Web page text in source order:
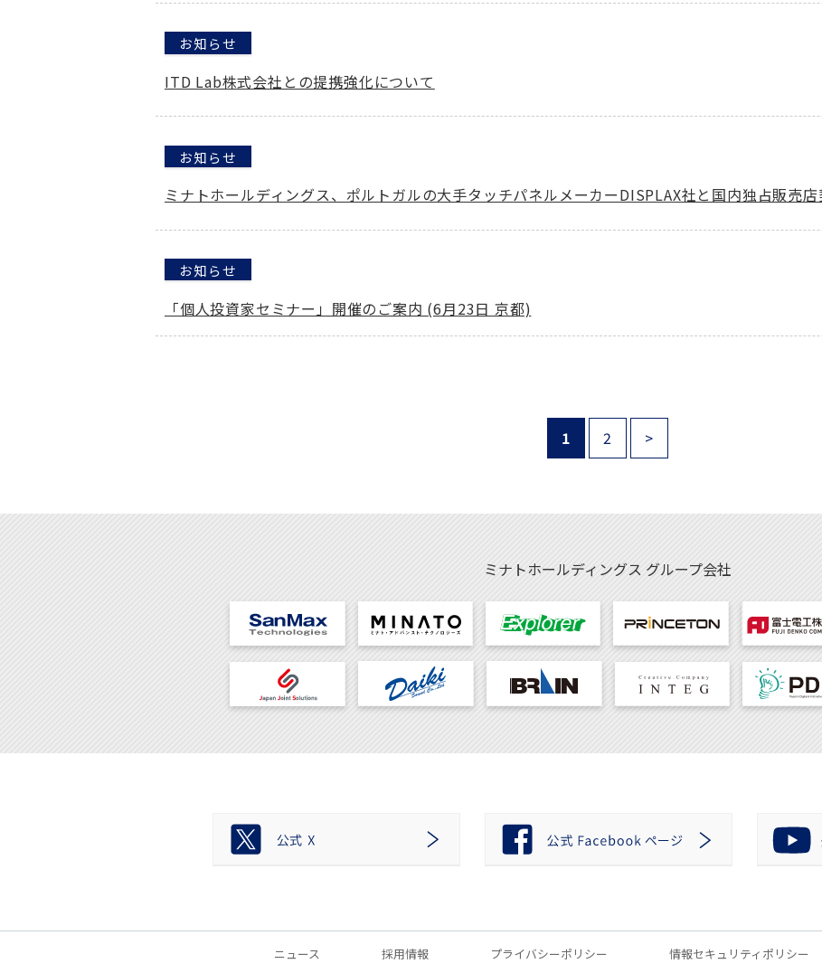
お知らせ
ITD Lab株式会社との提携強化について
お知らせ
ミナトホールディングス、ポルトガルの大手タッチパネルメーカーDISPLAX社と国内独占販売
お知らせ
「個人投資家セミナー」開催のご案内 (6月23日 京都)
1 2 >
ミナトホールディングス グループ会社
ニュース 採用情報 プライバシーポリシー 情報セキュリティポリシー